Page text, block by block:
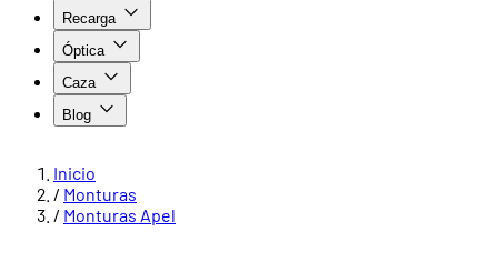
Recarga
Óptica
Caza
Blog
Inicio
/ Monturas
/ Monturas Apel